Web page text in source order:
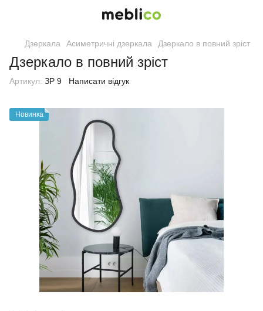
Дзеркала Асиметричні дзеркала Дзеркало в повний зріст
Дзеркало в повний зріст
Артикул: ЗР 9 Написати відгук
Новинка